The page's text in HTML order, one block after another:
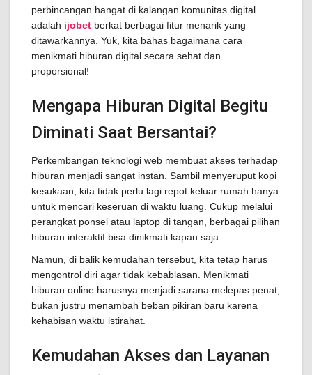
perbincangan hangat di kalangan komunitas digital
adalah ijobet berkat berbagai fitur menarik yang
ditawarkannya. Yuk, kita bahas bagaimana cara
menikmati hiburan digital secara sehat dan
proporsional!
Mengapa Hiburan Digital Begitu
Diminati Saat Bersantai?
Perkembangan teknologi web membuat akses terhadap
hiburan menjadi sangat instan. Sambil menyeruput kopi
kesukaan, kita tidak perlu lagi repot keluar rumah hanya
untuk mencari keseruan di waktu luang. Cukup melalui
perangkat ponsel atau laptop di tangan, berbagai pilihan
hiburan interaktif bisa dinikmati kapan saja.
Namun, di balik kemudahan tersebut, kita tetap harus
mengontrol diri agar tidak kebablasan. Menikmati
hiburan online harusnya menjadi sarana melepas penat,
bukan justru menambah beban pikiran baru karena
kehabisan waktu istirahat.
Kemudahan Akses dan Layanan